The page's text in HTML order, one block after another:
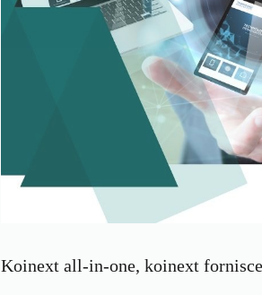
Koinext all-in-one, koinext